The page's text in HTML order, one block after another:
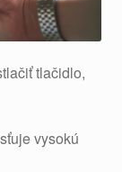
tlačidlo,
vysokú